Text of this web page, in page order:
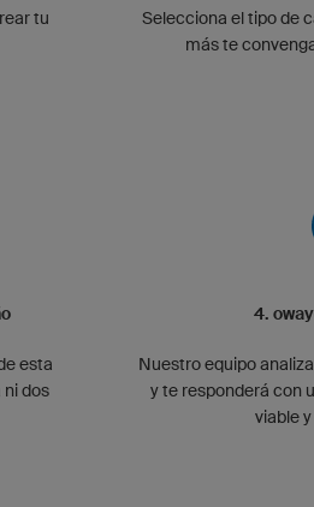
tu
Selecciona el tipo de
más te
esta
ni dos
4.
Nuestro equipo
y te responderá con
viable